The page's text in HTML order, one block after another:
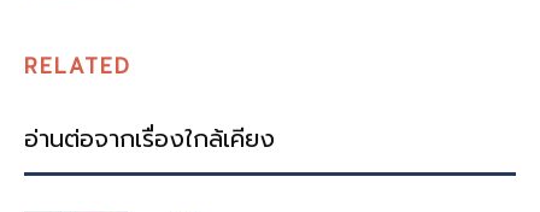
RELATED
อ่านต่อจากเรื่องใกล้เคียง